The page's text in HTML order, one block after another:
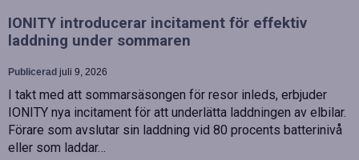
IONITY introducerar incitament för effektiv
laddning under sommaren
Publicerad juli 9, 2026
I takt med att sommarsäsongen för resor inleds, erbjuder
IONITY nya incitament för att underlätta laddningen av elbilar.
Förare som avslutar sin laddning vid 80 procents batterinivå
eller som laddar…